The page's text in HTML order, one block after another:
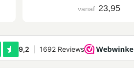
vanaf 23,95